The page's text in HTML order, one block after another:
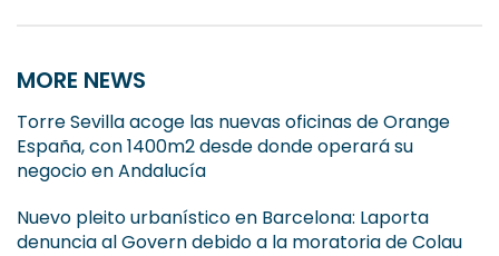
MORE NEWS
Torre Sevilla acoge las nuevas oficinas de Orange
España, con 1400m2 desde donde operará su
negocio en Andalucía
Nuevo pleito urbanístico en Barcelona: Laporta
denuncia al Govern debido a la moratoria de Colau